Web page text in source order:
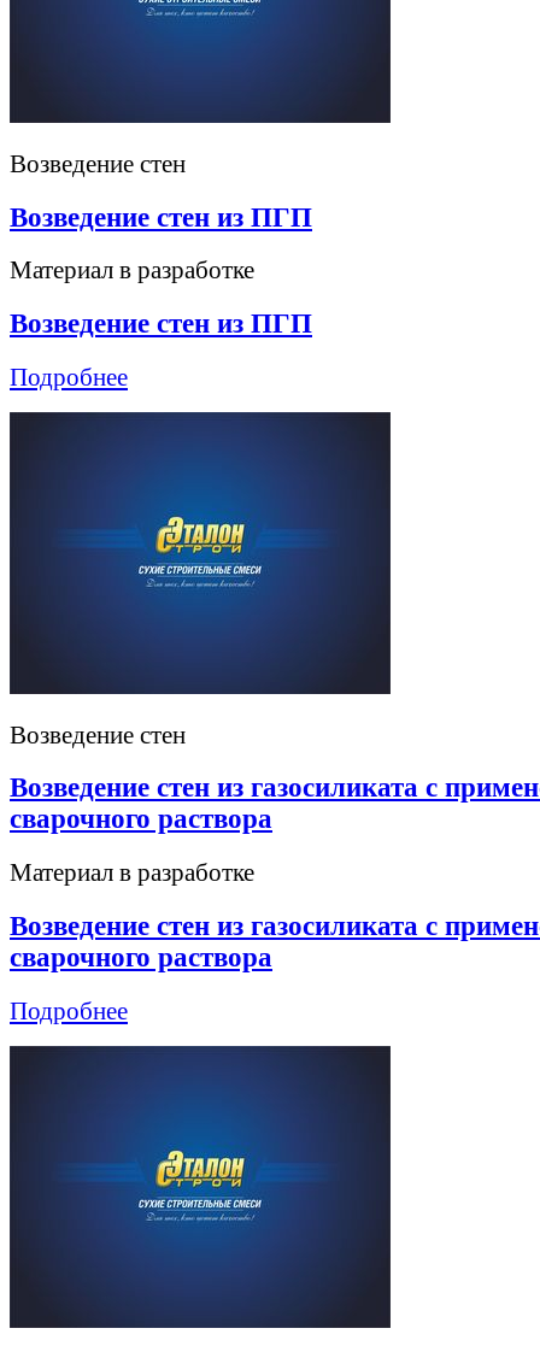
Возведение стен
Возведение стен из ПГП
Материал в разработке
Возведение стен из ПГП
Подробнее
Возведение стен
Возведение стен из газосиликата с
сварочного раствора
Материал в разработке
Возведение стен из газосиликата с
сварочного раствора
Подробнее